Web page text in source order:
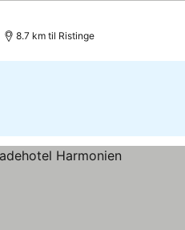
8.7 km til Ristinge